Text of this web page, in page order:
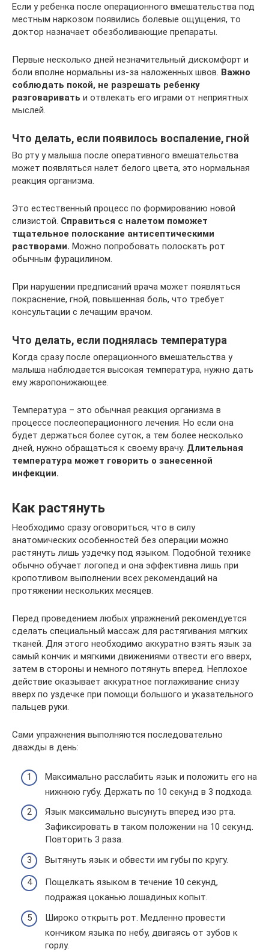
Если у ребенка после операционного вмешательства под
местным наркозом появились болевые ощущения, то
доктор назначает обезболивающие препараты.
Первые несколько дней незначительный дискомфорт и
боли вполне нормальны из-за наложенных швов. Важно
соблюдать покой, не разрешать ребенку
разговаривать и отвлекать его играми от неприятных
мыслей.
Что делать, если появилось воспаление, гной
Во рту у малыша после оперативного вмешательства
может появляться налет белого цвета, это нормальная
реакция организма.
Это естественный процесс по формированию новой
слизистой. Справиться с налетом поможет
тщательное полоскание антисептическими
растворами. Можно попробовать полоскать рот
обычным фурацилином.
При нарушении предписаний врача может появляться
покраснение, гной, повышенная боль, что требует
консультации с лечащим врачом.
Что делать, если поднялась температура
Когда сразу после операционного вмешательства у
малыша наблюдается высокая температура, нужно дать
ему жаропонижающее.
Температура – это обычная реакция организма в
процессе послеоперационного лечения. Но если она
будет держаться более суток, а тем более несколько
дней, нужно обращаться к своему врачу. Длительная
температура может говорить о занесенной
инфекции.
Как растянуть
Необходимо сразу оговориться, что в силу
анатомических особенностей без операции можно
растянуть лишь уздечку под языком. Подобной технике
обычно обучает логопед и она эффективна лишь при
кропотливом выполнении всех рекомендаций на
протяжении нескольких месяцев.
Перед проведением любых упражнений рекомендуется
сделать специальный массаж для растягивания мягких
тканей. Для этого необходимо аккуратно взять язык за
самый кончик и мягкими движениями отвести его вверх,
затем в стороны и немного потянуть вперед. Неплохое
действие оказывает аккуратное поглаживание снизу
вверх по уздечке при помощи большого и указательного
пальцев руки.
Сами упражнения выполняются последовательно
дважды в день:
Максимально расслабить язык и положить его на
нижнюю губу. Держать по 10 секунд в 3 подхода.
Язык максимально высунуть вперед изо рта.
Зафиксировать в таком положении на 10 секунд.
Повторить 3 раза.
Вытянуть язык и обвести им губы по кругу.
Пощелкать языком в течение 10 секунд,
подражая цоканью лошадиных копыт.
Широко открыть рот. Медленно провести
кончиком языка по небу, двигаясь от зубов к
горлу.